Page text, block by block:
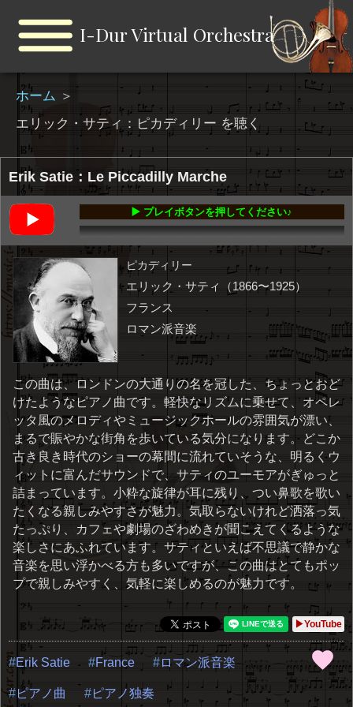
I-Dur Virtual Orchestra
ホーム ＞
エリック・サティ：ピカディリー を聴く
Erik Satie：Le Piccadilly Marche
▶️ プレイボタンを押してください♪
ピカディリー
エリック・サティ（1866〜1925）
フランス
ロマン派音楽
この曲は、ロンドンの大通りの名を冠した、ちょっとおど
けたようなピアノ曲です。軽快なリズムに乗せて、オペレ
ッタ風のメロディやミュージックホールの雰囲気が漂い、
まるで賑やかな街角を歩いている気分になります。どこか
古き良き時代のショーの幕間に流れていそうな、明るくウ
ィットに富んだサウンドで、サティのユーモアがぎゅっと
詰まっています。小粋な旋律が耳に残り、つい鼻歌を歌い
たくなる親しみやすさが魅力。気取らないけれど洒落っ気
たっぷり、カフェや劇場のざわめきが聞こえてくるような
楽しさにあふれています。サティといえば不思議で静かな
音楽を思い浮かべる方も多いですが、この曲はとてもポッ
プで親しみやすく、気軽に楽しめるのが魅力です。
▶YouTube
Erik Satie France ロマン派音楽
ピアノ曲 ピアノ独奏